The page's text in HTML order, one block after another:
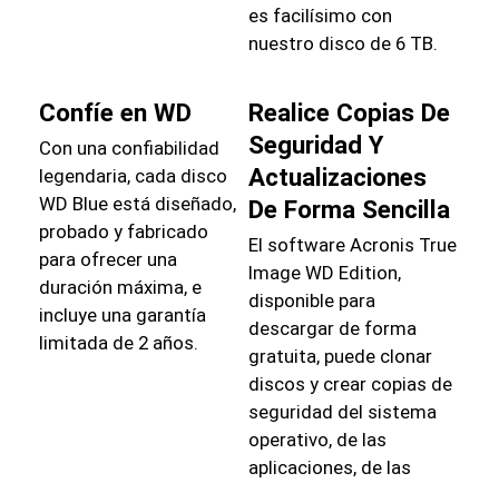
es facilísimo con
nuestro disco de 6 TB.
Confíe en WD
Con una confiabilidad
legendaria, cada disco
WD Blue está diseñado,
probado y fabricado
para ofrecer una
duración máxima, e
incluye una garantía
limitada de 2 años.
Realice Copias De
Seguridad Y
Actualizaciones
De Forma Sencilla
El software Acronis True
Image WD Edition,
disponible para
descargar de forma
gratuita, puede clonar
discos y crear copias de
seguridad del sistema
operativo, de las
aplicaciones, de las